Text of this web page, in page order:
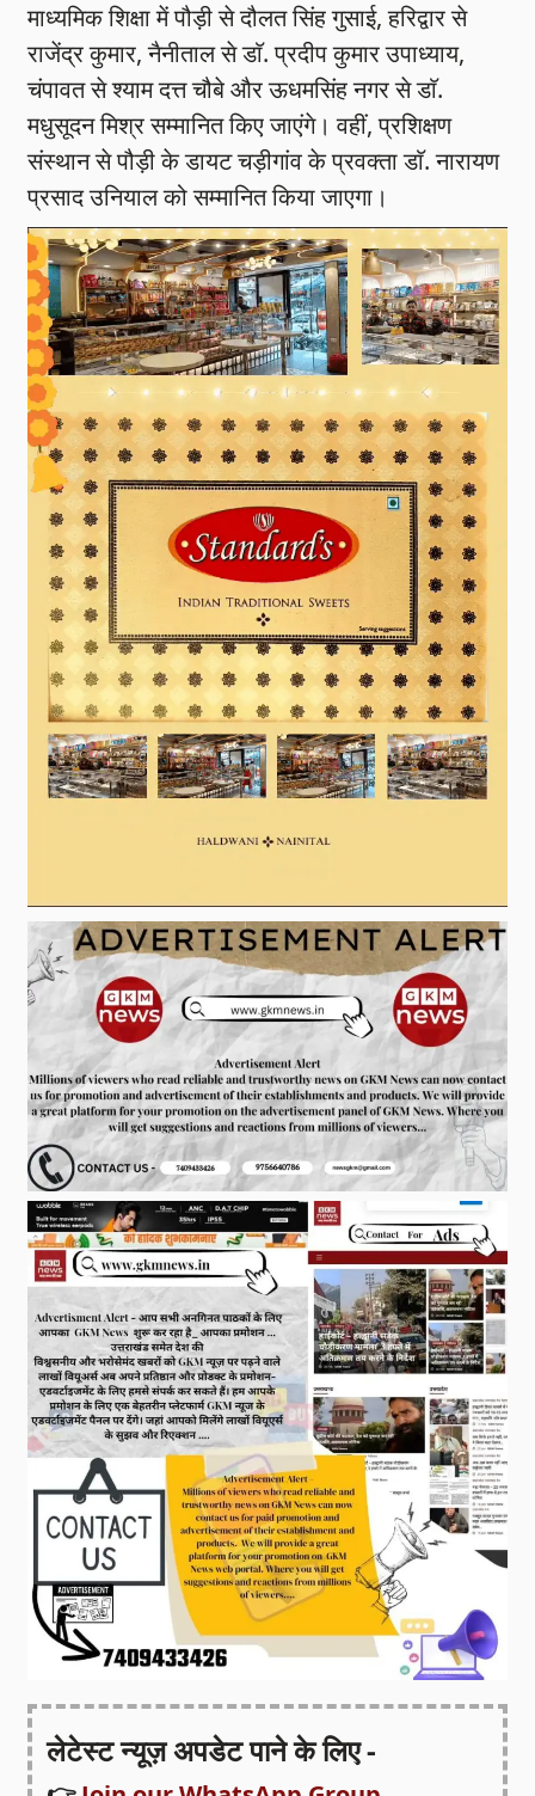
माध्यमिक शिक्षा में पौड़ी से दौलत सिंह गुसाई, हरिद्वार से
राजेंद्र कुमार, नैनीताल से डाॅ. प्रदीप कुमार उपाध्याय,
चंपावत से श्याम दत्त चौबे और ऊधमसिंह नगर से डाॅ.
मधुसूदन मिश्र सम्मानित किए जाएंगे। वहीं, प्रशिक्षण
संस्थान से पौड़ी के डायट चड़ीगांव के प्रवक्ता डाॅ. नारायण
प्रसाद उनियाल को सम्मानित किया जाएगा।
लेटेस्ट न्यूज़ अपडेट पाने के लिए -